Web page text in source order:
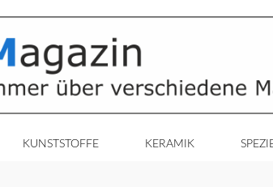
KUNSTSTOFFE KERAMIK